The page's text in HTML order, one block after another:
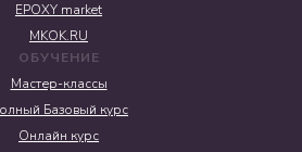
EPOXY market
MKOK.RU
ОБУЧЕНИЕ
Мастер-классы
Базовый курс
Онлайн курс